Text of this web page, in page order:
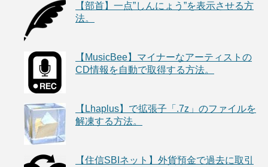
【部首】一点”しんにょう”を表示させる方
法。
【MusicBee】マイナーなアーティストの
CD情報を自動で取得する方法。
【Lhaplus】で拡張子「.7z」のファイルを
解凍する方法。
【住信SBIネット】外貨預金で過去に取引